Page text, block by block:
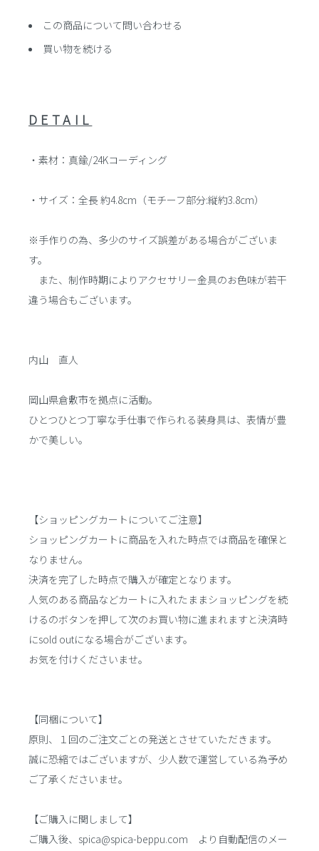
この商品について問い合わせる
買い物を続ける
DETAIL
・素材：真鍮/24Kコーディング
・サイズ：全長 約4.8cm（モチーフ部分:縦約3.8cm）
※手作りの為、多少のサイズ誤差がある場合がございま
す。
また、制作時期によりアクセサリー金具のお色味が若干
違う場合もございます。
内山 直人
岡山県倉敷市を拠点に活動。
ひとつひとつ丁寧な手仕事で作られる装身具は、表情が豊
かで美しい。
【ショッピングカートについてご注意】
ショッピングカートに商品を入れた時点では商品を確保と
なりません。
決済を完了した時点で購入が確定となります。
人気のある商品などカートに入れたままショッピングを続
けるのボタンを押して次のお買い物に進まれますと決済時
にsold outになる場合がございます。
お気を付けくださいませ。
【同梱について】
原則、１回のご注文ごとの発送とさせていただきます。
誠に恐縮ではございますが、少人数で運営している為予め
ご了承くださいませ。
【ご購入に関しまして】
ご購入後、spica@spica-beppu.com より自動配信のメー